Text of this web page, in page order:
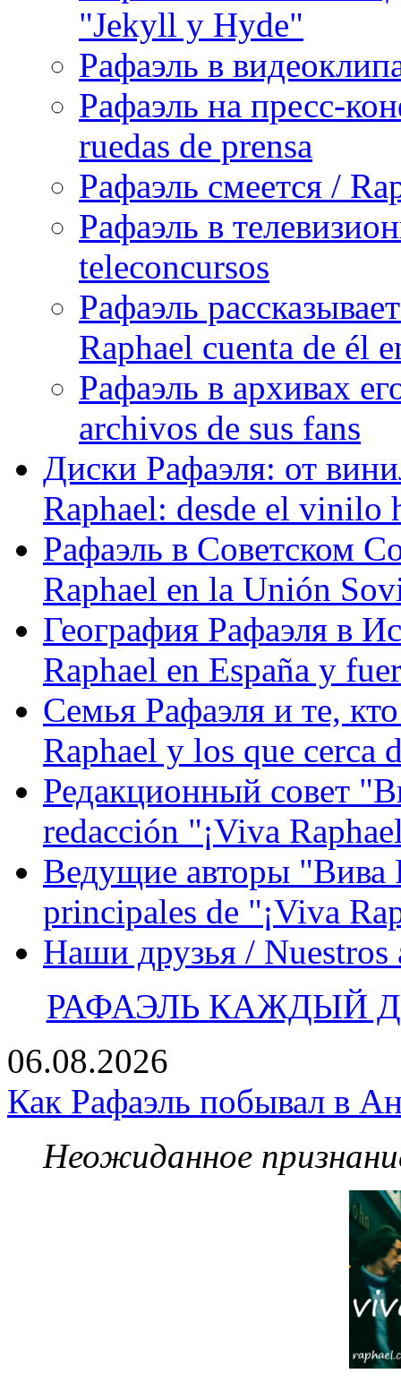
"Jekyll y Hyde"
Рафаэль в
Рафаэль на пресс-
ruedas de prensa
Рафаэль смеется /
Рафаэль в
teleconcursos
Рафаэль
Raphael cuenta de él
Рафаэль в архивах
archivos de sus fans
Диски Рафаэля: от
Raphael: desde el vinilo
Рафаэль в Советском
Raphael en la Unión
География Рафаэля в
Raphael en España y
Семья Рафаэля и те,
Raphael y los que cerca
Редакционный совет
redacción "¡Viva
Ведущие авторы "Вива
principales de "¡Viva
Наши друзья / Nuestros
РАФАЭЛЬ КАЖДЫЙ
06.08.2026
Как Рафаэль побывал в
Неожиданное